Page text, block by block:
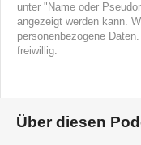
unter "Name oder
angezeigt werden kann.
personenbezogene
freiwillig.
Über diesen